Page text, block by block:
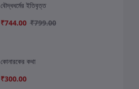
বৌদ্ধধর্মের ইতিবৃত্ত
₹744.00 ₹799.00
কোনারকের কথা
₹300.00